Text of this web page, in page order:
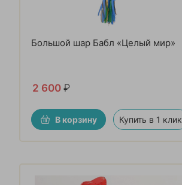
Большой шар Бабл «Целый мир»
2 600 ₽
В корзину Купить в 1 клик